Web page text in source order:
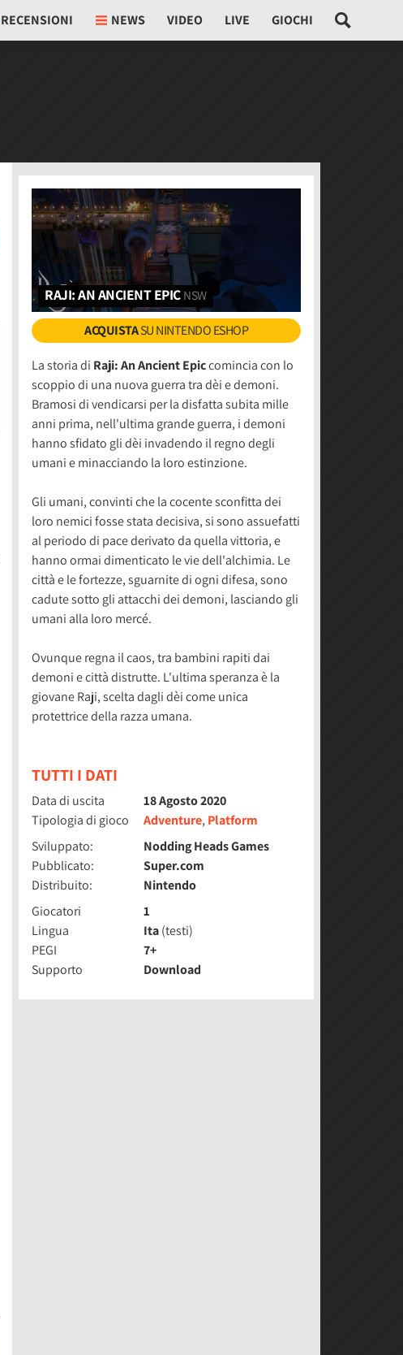
RECENSIONI NEWS VIDEO LIVE GIOCHI
RAJI: AN ANCIENT EPIC NSW
ACQUISTASU NINTENDO ESHOP
La storia di Raji: An Ancient Epiccomincia con lo
scoppio di una nuova guerra tra dèi e demoni.
Bramosi di vendicarsi per la disfatta subita mille
anni prima, nell'ultima grande guerra, i demoni
hanno sfidato gli dèi invadendo il regno degli
umani e minacciando la loro estinzione.
Gli umani, convinti che la cocente sconfitta dei
loro nemici fosse stata decisiva, si sono assuefatti
al periodo di pace derivato da quella vittoria, e
hanno ormai dimenticato le vie dell'alchimia. Le
città e le fortezze, sguarnite di ogni difesa, sono
cadute sotto gli attacchi dei demoni, lasciando gli
umani alla loro mercé.
Ovunque regna il caos, tra bambini rapiti dai
demoni e città distrutte. L'ultima speranza è la
giovane Raji, scelta dagli dèi come unica
protettrice della razza umana.
TUTTI I DATI
Data di uscita
18 Agosto 2020
Tipologia di gioco
Adventure, Platform
Sviluppato:
Nodding Heads Games
Pubblicato:
Super.com
Distribuito:
Nintendo
Giocatori
1
Lingua
Ita(testi)
PEGI
7+
Supporto
Download